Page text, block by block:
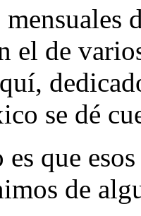
el de
se dé
que
de